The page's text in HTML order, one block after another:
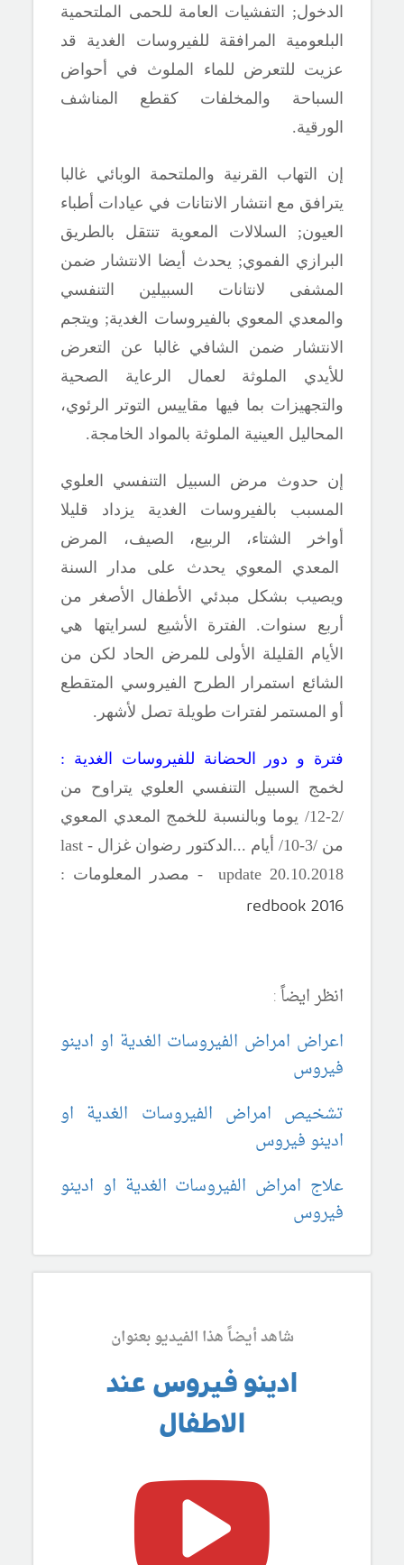
الدخول; التفشيات العامة للحمى الملتحمية
البلعومية المرافقة للفيروسات الغدية قد
عزيت للتعرض للماء الملوث في أحواض
السباحة والمخلفات كقطع المناشف
الورقية.
إن التهاب القرنية والملتحمة الوبائي غالبا
يترافق مع انتشار الانتانات في عيادات أطباء
العيون; السلالات المعوية تنتقل بالطريق
البرازي الفموي; يحدث أيضا الانتشار ضمن
المشفى لانتانات السبيلين التنفسي
والمعدي المعوي بالفيروسات الغدية; ويتجم
الانتشار ضمن الشافي غالبا عن التعرض
للأيدي الملوثة لعمال الرعاية الصحية
والتجهيزات بما فيها مقاييس التوتر الرئوي،
المحاليل العينية الملوثة بالمواد الخامجة.
إن حدوث مرض السبيل التنفسي العلوي
المسبب بالفيروسات الغدية يزداد قليلا
أواخر الشتاء، الربيع، الصيف، المرض
المعدي المعوي يحدث على مدار السنة
ويصيب بشكل مبدئي الأطفال الأصغر من
أربع سنوات. الفترة الأشيع لسرايتها هي
الأيام القليلة الأولى للمرض الحاد لكن من
الشائع استمرار الطرح الفيروسي المتقطع
أو المستمر لفترات طويلة تصل لأشهر.
فترة و دور الحضانة للفيروسات الغدية :
لخمج السبيل التنفسي العلوي يتراوح من
/2-12/ يوما وبالنسبة للخمج المعدي المعوي
من /3-10/ أيام .
..الدكتور رضوان غزال - last
update 20.10.2018 - مصدر المعلومات :
redbook 2016
انظر ايضاً :
اعراض امراض الفيروسات الغدية او ادينو
فيروس
تشخيص امراض الفيروسات الغدية او
ادينو فيروس
علاج امراض الفيروسات الغدية او ادينو
فيروس
شاهد أيضاً هذا الفيديو بعنوان
ادينو فيروس عند
الاطفال